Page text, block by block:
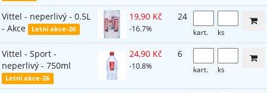
Vittel - neperlivý - 0.5L
- Akce
Letní akce-26
19,90 Kč
-16.7%
24
kart. ks
Vittel - Sport -
neperlivý - 750ml
Letní akce-26
24,90 Kč
-10.8%
6
kart. ks